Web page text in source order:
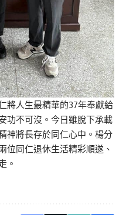
將人生最精華的37年奉獻給
功不可沒。今日雖脫下承載
神將長存於同仁心中。楊分
位同仁退休生活精彩順遂、
。